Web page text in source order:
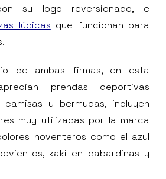
su logo reversionado, e
lúdicas que funcionan para
de ambas firmas, en esta
prendas deportivas
camisas y bermudas, incluyen
muy utilizadas por la marca
noventeros como el azul
kaki en gabardinas y